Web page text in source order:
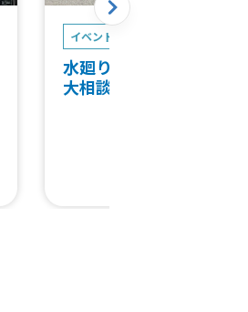
イベント
水廻り製品即売会＆リフ
大相談会 買取100食